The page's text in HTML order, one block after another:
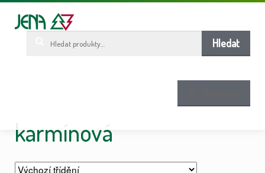
Hledat
karmínová